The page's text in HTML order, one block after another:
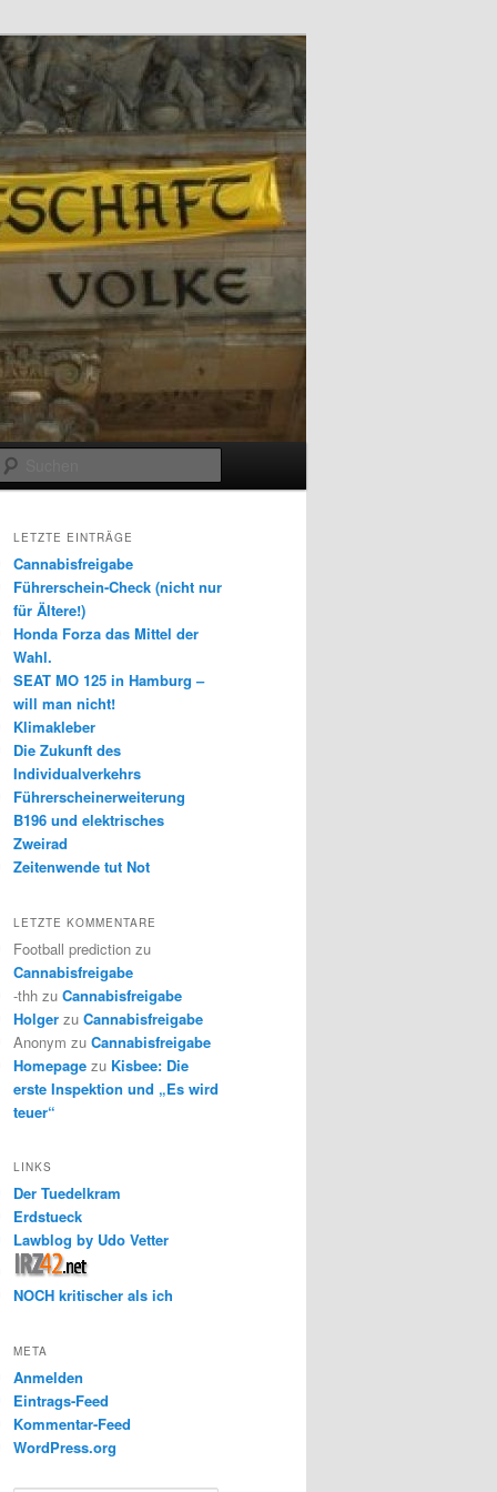
LETZTE EINTRÄGE
Cannabisfreigabe
Führerschein-Check (nicht nur
für Ältere!)
Honda Forza das Mittel der
Wahl.
SEAT MO 125 in Hamburg –
will man nicht!
Klimakleber
Die Zukunft des
Individualverkehrs
Führerscheinerweiterung
B196 und elektrisches
Zweirad
Zeitenwende tut Not
LETZTE KOMMENTARE
Football prediction zu
Cannabisfreigabe
-thh zu Cannabisfreigabe
Holger zu Cannabisfreigabe
Anonym zu Cannabisfreigabe
Homepage zu Kisbee: Die
erste Inspektion und „Es wird
teuer“
LINKS
Der Tuedelkram
Erdstueck
Lawblog by Udo Vetter
NOCH kritischer als ich
META
Anmelden
Eintrags-Feed
Kommentar-Feed
WordPress.org